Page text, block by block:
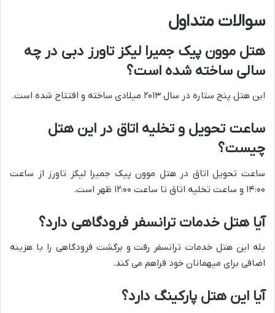
سوالات متداول
هتل موون پیک جمیرا لیکز تاورز دبی در چه
سالی ساخته شده است؟
این هتل پنج ستاره در سال ۲۰۱۳ میلادی ساخته و افتتاح شده است.
ساعت تحویل و تخلیه اتاق در این هتل
چیست؟
ساعت تحویل اتاق در هتل موون پیک جمیرا لیکز تاورز از ساعت
۱۴:۰۰ و ساعت تخلیه اتاق تا ساعت ۱۲:۰۰ ظهر است.
آیا هتل خدمات ترانسفر فرودگاهی دارد؟
بله این هتل خدمات ترانسفر رفت و برگشت فرودگاهی را با هزینه
اضافی برای میهمانان خود فراهم می کند.
آیا این هتل پارکینگ دارد؟